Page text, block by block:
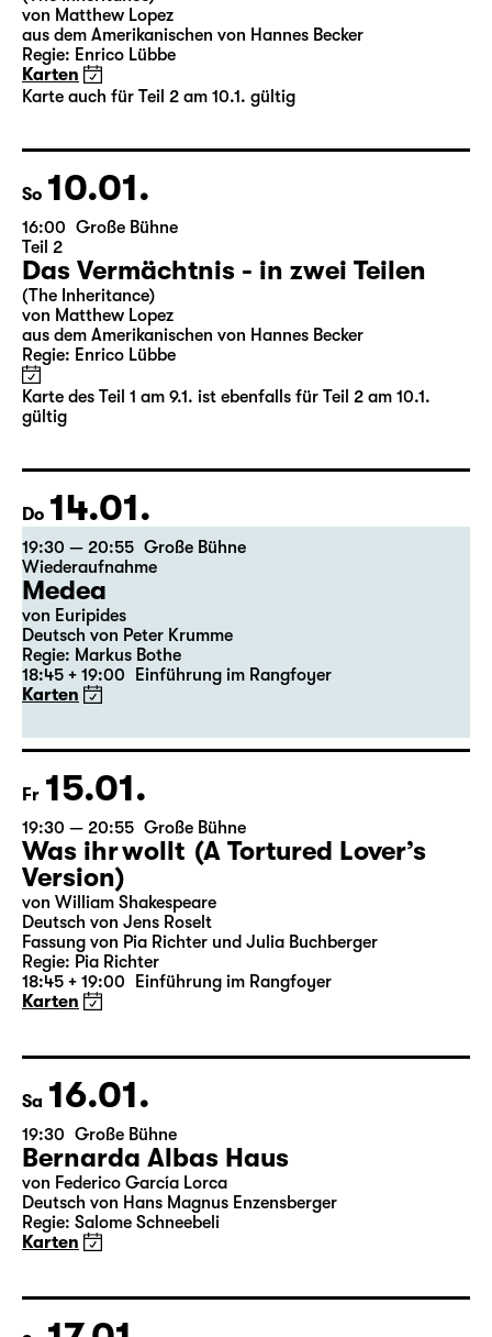
19:30 Große Bühne
Teil 1
Das Vermächtnis - in zwei Teilen
(The Inheritance)
von Matthew Lopez
Karten
Karte auch für Teil 2 am 10.1. gültig
So 10.01.
16:00 Große Bühne
Teil 2
Das Vermächtnis - in zwei Teilen
(The Inheritance)
von Matthew Lopez
aus dem Amerikanischen von Hannes Becker
gültig
Do 14.01.
19:30 — 20:55 Große Bühne
Wiederaufnahme
Medea
von Euripides
Regie: Markus Bothe
18:45 + 19:00 Einführung im Rangfoyer
Karten
Fr 15.01.
19:30 — 20:55 Große Bühne
Was ihr wollt (A Tortured Lover’s
Version)
von William Shakespeare
Deutsch von Jens Roselt
18:45 + 19:00 Einführung im Rangfoyer
Karten
Sa 16.01.
19:30 Große Bühne
Bernarda Albas Haus
Regie: Salome Schneebeli
Karten